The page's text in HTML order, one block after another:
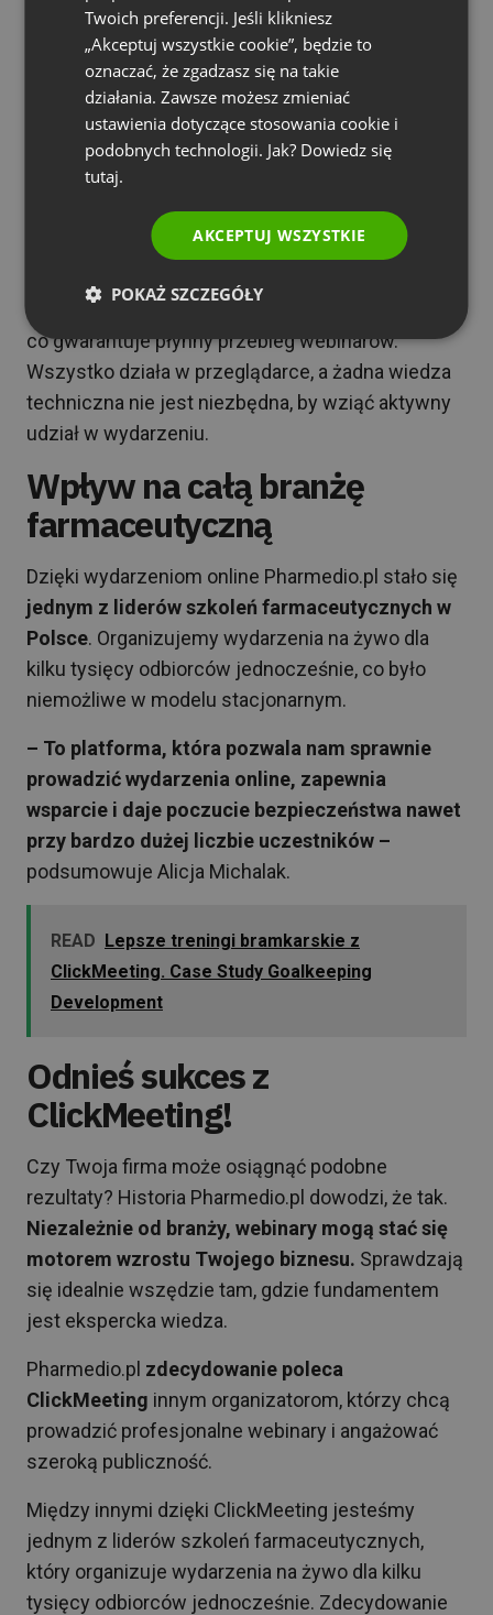
tysięcy uczestników.
Kompleksowość rozwiązania
Platforma oferuje wszystkie potrzebne funkcje w
jednym miejscu, co upraszcza procesy
organizacyjne i zarządzanie.
Szybka adaptacja uczestników
Intuicyjny interfejs sprawia, że środowisko
farmaceutów szybko odnajduje się w platformie,
co gwarantuje płynny przebieg webinarów.
Wszystko działa w przeglądarce, a żadna wiedza
techniczna nie jest niezbędna, by wziąć aktywny
udział w wydarzeniu.
Wpływ na całą branżę
farmaceutyczną
Dzięki wydarzeniom online Pharmedio.pl stało się
jednym z liderów szkoleń farmaceutycznych w
Polsce. Organizujemy wydarzenia na żywo dla
kilku tysięcy odbiorców jednocześnie, co było
niemożliwe w modelu stacjonarnym.
– To platforma, która pozwala nam sprawnie
prowadzić wydarzenia online, zapewnia
wsparcie i daje poczucie bezpieczeństwa nawet
przy bardzo dużej liczbie uczestników –
podsumowuje Alicja Michalak.
READ Lepsze treningi bramkarskie z
ClickMeeting. Case Study Goalkeeping
Development
Odnieś sukces z
ClickMeeting!
Czy Twoja firma może osiągnąć podobne
rezultaty? Historia Pharmedio.pl dowodzi, że tak.
Niezależnie od branży, webinary mogą stać się
motorem wzrostu Twojego biznesu. Sprawdzają
się idealnie wszędzie tam, gdzie fundamentem
jest ekspercka wiedza.
Pharmedio.pl zdecydowanie poleca
ClickMeeting innym organizatorom, którzy chcą
prowadzić profesjonalne webinary i angażować
szeroką publiczność.
Między innymi dzięki ClickMeeting jesteśmy
jednym z liderów szkoleń farmaceutycznych,
który organizuje wydarzenia na żywo dla kilku
tysięcy odbiorców jednocześnie. Zdecydowanie
SPANISH
ITALIAN
Twoich preferencji. Jeśli klikniesz
„Akceptuj wszystkie cookie”, będzie to
oznaczać, że zgadzasz się na takie
działania. Zawsze możesz zmieniać
ustawienia dotyczące stosowania cookie i
podobnych technologii. Jak? Dowiedz się
tutaj.
AKCEPTUJ WSZYSTKIE
POKAŻ SZCZEGÓŁY